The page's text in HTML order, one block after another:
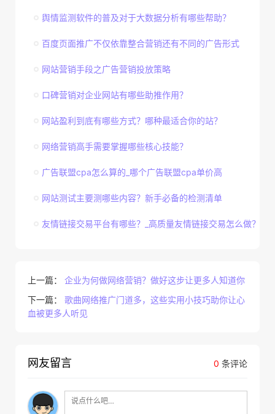
舆情监测软件的普及对于大数据分析有哪些帮助？
百度页面推广不仅依靠整合营销还有不同的广告形式
网站营销手段之广告营销投放策略
口碑营销对企业网站有哪些助推作用？
网站盈利到底有哪些方式？哪种最适合你的站？
网络营销高手需要掌握哪些核心技能？
广告联盟cpa怎么算的_哪个广告联盟cpa单价高
网站测试主要测哪些内容？新手必备的检测清单
友情链接交易平台有哪些？_高质量友情链接交易怎么做？
上一篇： 企业为何做网络营销？做好这步让更多人知道你
下一篇： 歌曲网络推广门道多，这些实用小技巧助你让心
血被更多人听见
0 条评论
网友留言